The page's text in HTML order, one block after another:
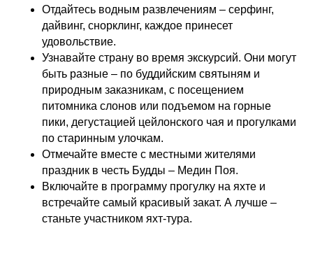
Отдайтесь водным развлечениям – серфинг,
дайвинг, снорклинг, каждое принесет
удовольствие.
Узнавайте страну во время экскурсий. Они могут
быть разные – по буддийским святыням и
природным заказникам, с посещением
питомника слонов или подъемом на горные
пики, дегустацией цейлонского чая и прогулками
по старинным улочкам.
Отмечайте вместе с местными жителями
праздник в честь Будды – Медин Поя.
Включайте в программу прогулку на яхте и
встречайте самый красивый закат. А лучше –
станьте участником яхт-тура.